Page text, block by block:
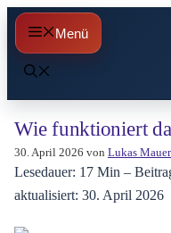
Zum
Inhalt
springen
Menü
Wie funktioniert
30. April 2026 von Lukas Mauer
Lesedauer: 17 Min –
aktualisiert: 30. April 2026